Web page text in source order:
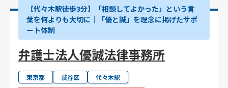
【代々木駅徒歩3分】「相談してよかった」という言
葉を何よりも大切に｜「優と誠」を理念に掲げたサポ
ート体制
弁護士法人優誠法律事務所
東京都 渋谷区 代々木駅